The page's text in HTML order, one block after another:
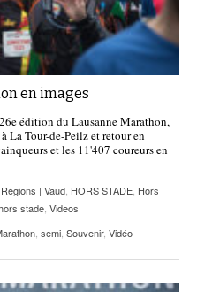
en images
édition du Lausanne Marathon,
La Tour-de-Peilz et retour en
et les 11'407 coureurs en
| Vaud, HORS STADE, Hors
stade, Videos
, semi, Souvenir, Vidéo